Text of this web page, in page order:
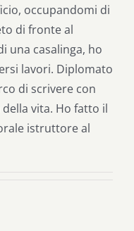
occupandomi di
di fronte al
una casalinga, ho
lavori. Diplomato
di scrivere con
vita. Ho fatto il
istruttore al